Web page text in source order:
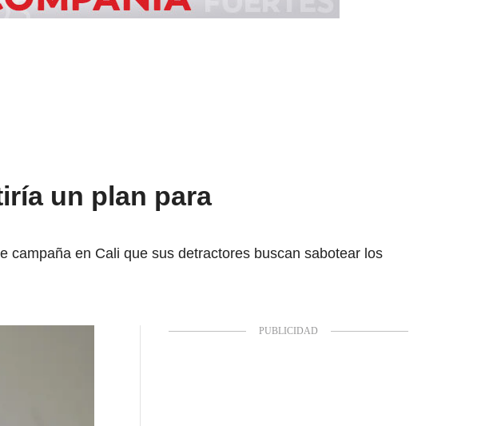
un plan para
campaña en Cali que sus detractores buscan sabotear los